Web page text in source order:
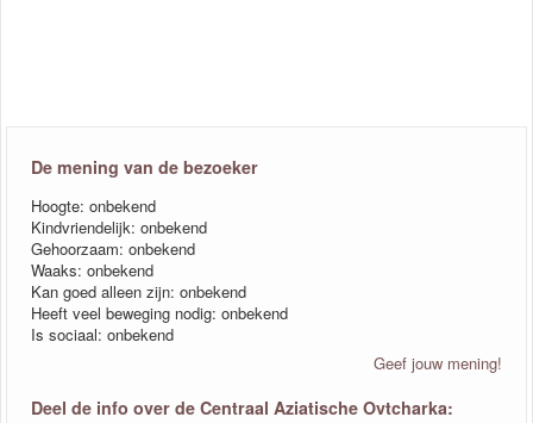
De mening van de bezoeker
Hoogte: onbekend
Kindvriendelijk: onbekend
Gehoorzaam: onbekend
Waaks: onbekend
Kan goed alleen zijn: onbekend
Heeft veel beweging nodig: onbekend
Is sociaal: onbekend
Geef jouw mening!
Deel de info over de Centraal Aziatische Ovtcharka: